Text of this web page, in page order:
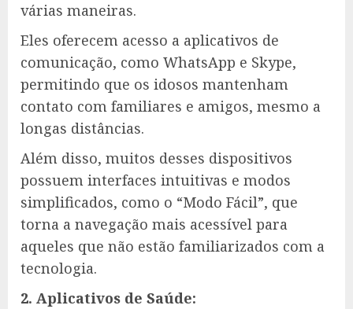
várias maneiras.
Eles oferecem acesso a aplicativos de
comunicação, como WhatsApp e Skype,
permitindo que os idosos mantenham
contato com familiares e amigos, mesmo a
longas distâncias.
Além disso, muitos desses dispositivos
possuem interfaces intuitivas e modos
simplificados, como o “Modo Fácil”, que
torna a navegação mais acessível para
aqueles que não estão familiarizados com a
tecnologia.
2. Aplicativos de Saúde: